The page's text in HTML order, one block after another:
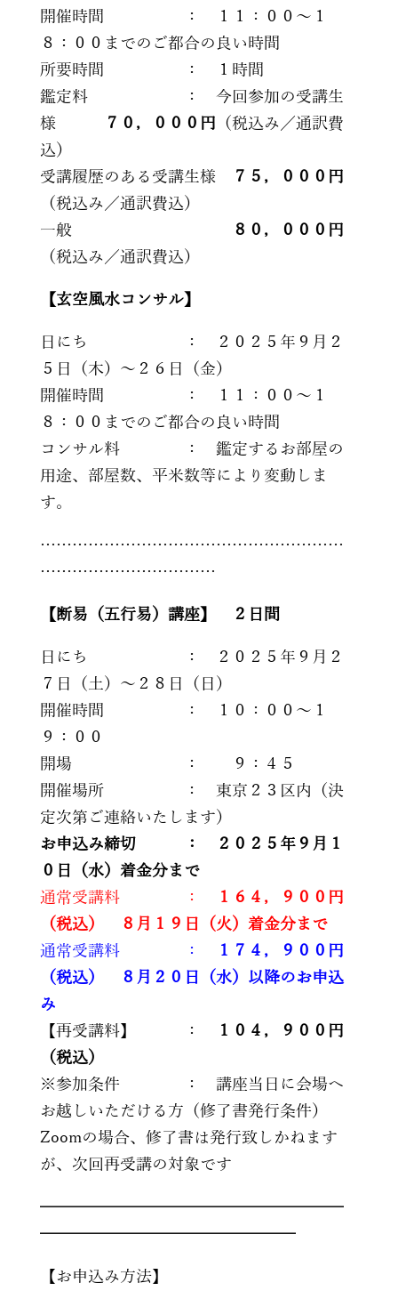
開催時間 ： １１：００～１
８：００までのご都合の良い時間
所要時間 ： １時間
鑑定料 ： 今回参加の受講生
様
７０，０００円 （税込み／通訳費
込）
受講履歴のある受講生様
７５，０００円
（税込み／通訳費込）
一般
８０，０００円
（税込み／通訳費込）
【玄空風水コンサル】
日にち ： ２０２５年９月２
５日（木）～２６日（金）
開催時間 ： １１：００～１
８：００までのご都合の良い時間
コンサル料 ： 鑑定するお部屋の
用途、部屋数、平米数等により変動しま
す。
…………………………………………………
……………………………
【断易（五行易）講座】 ２日間
日にち ： ２０２５年９月２
７日（土）～２８日（日）
開催時間 ： １０：００～１
９：００
開場 ： ９：４５
開催場所 ： 東京２３区内（決
定次第ご連絡いたします）
お申込み締切 ： ２０２５年９月１
０日（水）着金分まで
通常受講料 ：
１６４，９００円
（税込） ８月１９日（火）着金分まで
通常受講料 ：
１７４，９００円
（税込） ８月２０日（水）以降のお申込
み
【再受講料】 ：
１０４，９００円
（税込）
※参加条件 ： 講座当日に会場へ
お越しいただける方（修了書発行条件）
Zoomの場合、修了書は発行致しかねます
が、次回再受講の対象です
━━━━━━━━━━━━━━━━━━━
━━━━━━━━━━━━━━━━
【お申込み方法】